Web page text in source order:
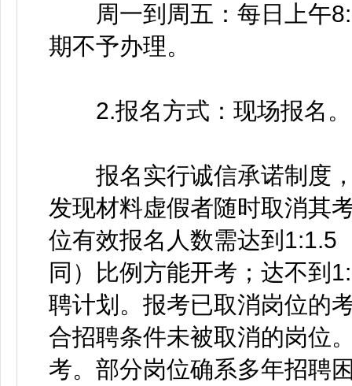
周一到周五：每日上午
期不予办理。
2.报名方式：现场报名。
报名实行诚信承诺制度，
发现材料虚假者随时取消其
位有效报名人数需达到1:1.5
同）比例方能开考；达不到
聘计划。报考已取消岗位的
合招聘条件未被取消的岗位
考。部分岗位确系多年招聘